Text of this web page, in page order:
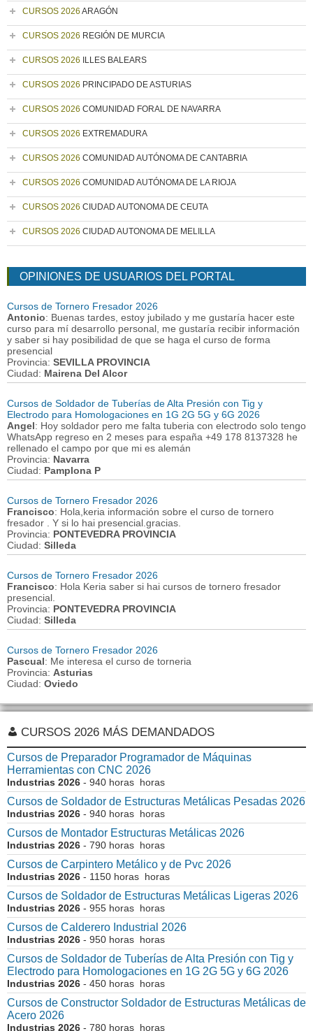
CURSOS 2026 ARAGÓN
CURSOS 2026 REGIÓN DE MURCIA
CURSOS 2026 ILLES BALEARS
CURSOS 2026 PRINCIPADO DE ASTURIAS
CURSOS 2026 COMUNIDAD FORAL DE NAVARRA
CURSOS 2026 EXTREMADURA
CURSOS 2026 COMUNIDAD AUTÓNOMA DE CANTABRIA
CURSOS 2026 COMUNIDAD AUTÓNOMA DE LA RIOJA
CURSOS 2026 CIUDAD AUTONOMA DE CEUTA
CURSOS 2026 CIUDAD AUTONOMA DE MELILLA
OPINIONES DE USUARIOS DEL PORTAL
Cursos de Tornero Fresador 2026
Antonio: Buenas tardes, estoy jubilado y me gustaría hacer este
curso para mí desarrollo personal, me gustaría recibir información
y saber si hay posibilidad de que se haga el curso de forma
presencial
Provincia: SEVILLA PROVINCIA
Ciudad: Mairena Del Alcor
Cursos de Soldador de Tuberías de Alta Presión con Tig y
Electrodo para Homologaciones en 1G 2G 5G y 6G 2026
Angel: Hoy soldador pero me falta tuberia con electrodo solo tengo
WhatsApp regreso en 2 meses para españa +49 178 8137328 he
rellenado el campo por que mi es alemán
Provincia: Navarra
Ciudad: Pamplona P
Cursos de Tornero Fresador 2026
Francisco: Hola,keria información sobre el curso de tornero
fresador . Y si lo hai presencial.gracias.
Provincia: PONTEVEDRA PROVINCIA
Ciudad: Silleda
Cursos de Tornero Fresador 2026
Francisco: Hola Keria saber si hai cursos de tornero fresador
presencial.
Provincia: PONTEVEDRA PROVINCIA
Ciudad: Silleda
Cursos de Tornero Fresador 2026
Pascual: Me interesa el curso de torneria
Provincia: Asturias
Ciudad: Oviedo
CURSOS 2026 MÁS DEMANDADOS
Cursos de Preparador Programador de Máquinas
Herramientas con CNC 2026
Industrias 2026 - 940 horas horas
Cursos de Soldador de Estructuras Metálicas Pesadas 2026
Industrias 2026 - 940 horas horas
Cursos de Montador Estructuras Metálicas 2026
Industrias 2026 - 790 horas horas
Cursos de Carpintero Metálico y de Pvc 2026
Industrias 2026 - 1150 horas horas
Cursos de Soldador de Estructuras Metálicas Ligeras 2026
Industrias 2026 - 955 horas horas
Cursos de Calderero Industrial 2026
Industrias 2026 - 950 horas horas
Cursos de Soldador de Tuberías de Alta Presión con Tig y
Electrodo para Homologaciones en 1G 2G 5G y 6G 2026
Industrias 2026 - 450 horas horas
Cursos de Constructor Soldador de Estructuras Metálicas de
Acero 2026
Industrias 2026 - 780 horas horas